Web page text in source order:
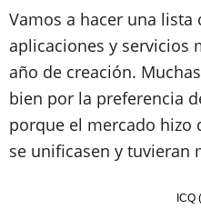
Vamos a hacer una lista
aplicaciones y servicios
año de creación.
bien por la preferencia
porque el mercado hizo
se unificasen y tuvieran
ICQ